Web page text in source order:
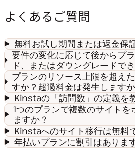
よくあるご質問
無料お試し期間または返金保
要件の変化に応じて後からプ
ド、またはダウングレードで
プランのリソース上限を超え
すか？超過料金は発生しますか
Kinstaの「訪問数」の定義を
1つのプランで複数のサイトを
ますか？
Kinstaへのサイト移行は無料
年払いプランに割引はありま